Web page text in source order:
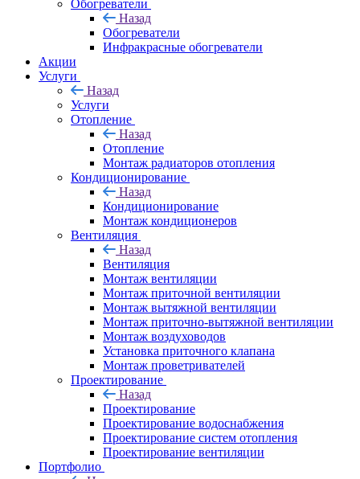
Обогреватели
Назад
Обогреватели
Инфракрасные обогреватели
Акции
Услуги
Назад
Услуги
Отопление
Назад
Отопление
Монтаж радиаторов отопления
Кондиционирование
Назад
Кондиционирование
Монтаж кондиционеров
Вентиляция
Назад
Вентиляция
Монтаж вентиляции
Монтаж приточной вентиляции
Монтаж вытяжной вентиляции
Монтаж приточно-вытяжной вентиляции
Монтаж воздуховодов
Установка приточного клапана
Монтаж проветривателей
Проектирование
Назад
Проектирование
Проектирование водоснабжения
Проектирование систем отопления
Проектирование вентиляции
Портфолио